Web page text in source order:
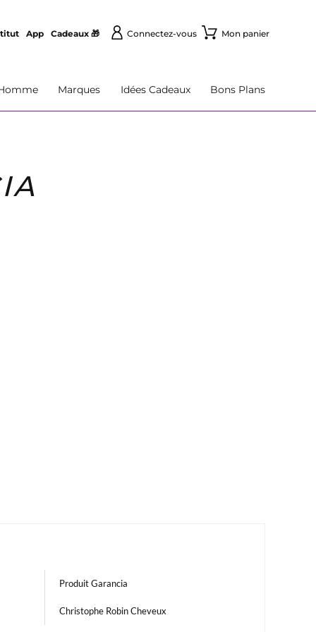
App Cadeaux 🎁 Connectez-vous Mon panier
Marques Idées Cadeaux Bons Plans
Produit Garancia
Christophe Robin Cheveux